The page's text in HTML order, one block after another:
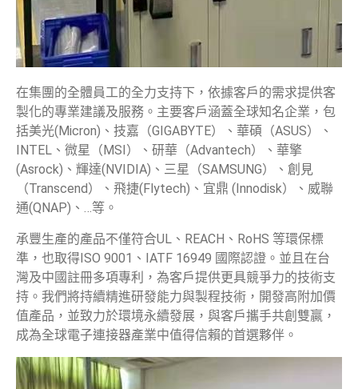
在集團的全體員工的全力支持下，依據客戶的需求提供客
製化的專業建議及服務。主要客戶涵蓋全球知名企業，包
括美光(Micron)、技嘉（GIGABYTE）、華碩（ASUS）、
INTEL、微星（MSI）、研華（Advantech）、華擎
(Asrock)、輝達(NVIDIA)、三星（SAMSUNG）、創見
（Transcend）、飛捷(Flytech)、宜鼎 (Innodisk）、威聯
通(QNAP)、…等。
承豐生產的產品不僅符合UL、REACH、RoHS 等環保標
準，也取得ISO 9001、IATF 16949 國際認證。並且在台
灣及中國註冊多項專利，為客戶提供更具競爭力的技術支
持。我們將持續精進研發能力與製程技術，開發高附加價
值產品，並致力於環境永續發展，與客戶攜手共創雙贏，
成為全球電子連接器產業中值得信賴的首選夥伴。